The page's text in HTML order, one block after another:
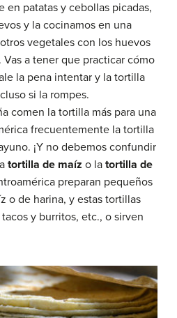
en patatas y cebollas picadas,
y la cocinamos en una
vegetales con los huevos
a tener que practicar cómo
la pena intentar y la tortilla
si la rompes.
comen la tortilla más para una
frecuentemente la tortilla
¡Y no debemos confundir
tortilla de maíz o la tortilla de
preparan pequeños
o de harina, y estas tortillas
y burritos, etc., o sirven